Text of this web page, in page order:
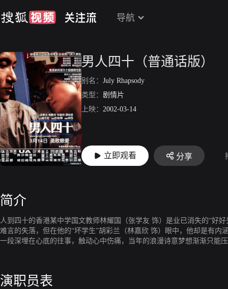
导航
男人四十（普通话版）
别名： July Rhapsody
类型： 剧情片
上映： 2002-03-14
立即观看 分享
简介
人到四十的香港某中学国文教师林耀国（张学友 饰）是业已消失的“好
难言的失落，但在他的“坏学生”胡彩兰（林嘉欣 饰）眼中，他却是有
一段深埋在心底的往事，触动心中伤痛，当年的浪漫诗意梦想渐渐只能
演职员表